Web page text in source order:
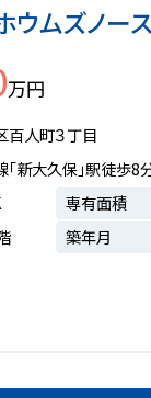
ウムズノー
万円
百人町３丁目
「新大久保」駅徒歩8
専有面積
築年月